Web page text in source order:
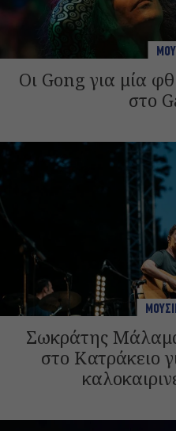
Οι Gong για μία
στο
Σωκράτης
στο Κατράκειο